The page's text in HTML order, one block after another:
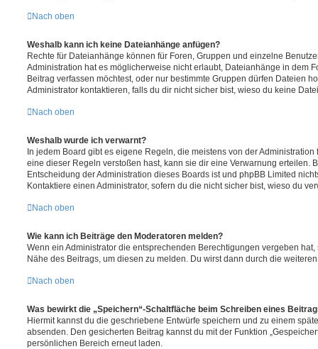
Nach oben
Weshalb kann ich keine Dateianhänge anfügen?
Rechte für Dateianhänge können für Foren, Gruppen und einzelne
Administration hat es möglicherweise nicht erlaubt, Dateianhänge in dem
Beitrag verfassen möchtest, oder nur bestimmte Gruppen dürfen Dateien
Administrator kontaktieren, falls du dir nicht sicher bist, wieso du keine
Nach oben
Weshalb wurde ich verwarnt?
In jedem Board gibt es eigene Regeln, die meistens von der
eine dieser Regeln verstoßen hast, kann sie dir eine Verwarnung erteilen.
Entscheidung der Administration dieses Boards ist und phpBB Limited
Kontaktiere einen Administrator, sofern du die nicht sicher bist, wieso du
Nach oben
Wie kann ich Beiträge den Moderatoren melden?
Wenn ein Administrator die entsprechenden Berechtigungen vergeben
Nähe des Beitrags, um diesen zu melden. Du wirst dann durch die
Nach oben
Was bewirkt die „Speichern“-Schaltfläche beim Schreiben eines
Hiermit kannst du die geschriebene Entwürfe speichern und zu einem
absenden. Den gesicherten Beitrag kannst du mit der Funktion
persönlichen Bereich erneut laden.